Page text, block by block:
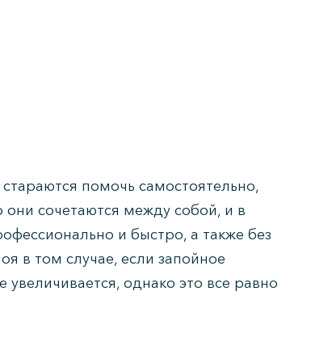
помочь самостоятельно,
они сочетаются между собой, и в
и быстро, а также без
в том случае, если запойное
однако это все равно